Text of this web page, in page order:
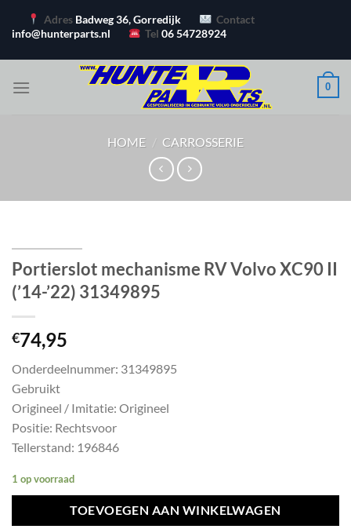
naar
Adres Badweg 36, Gorredijk
Contact
info@hunterparts.nl
Tel06 54728924
0
HOME / CARROSSERIE
Portierslot mechanisme RV Volvo XC90 II
(’14-’22) 31349895
€74,95
Onderdeelnummer: 31349895
Gebruikt
Origineel / Imitatie: Origineel
Positie: Rechtsvoor
Tellerstand: 196846
1 op voorraad
TOEVOEGEN AAN WINKELWAGEN